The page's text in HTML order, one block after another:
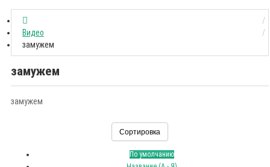
Видео
замужем
замужем
замужем
Сортировка
По умолчанию